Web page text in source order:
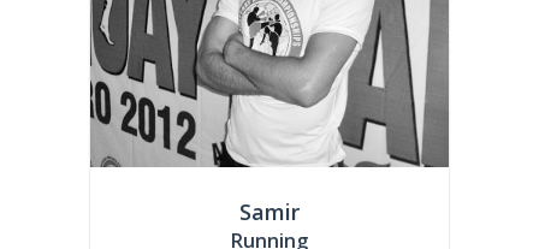
Samir
Running